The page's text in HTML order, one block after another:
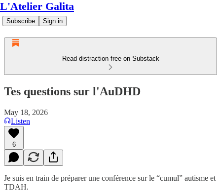
L'Atelier Galita
Subscribe Sign in
Read distraction-free on Substack
Tes questions sur l'AuDHD
May 18, 2026
Listen
6
Je suis en train de préparer une conférence sur le “cumul” autisme et
TDAH.